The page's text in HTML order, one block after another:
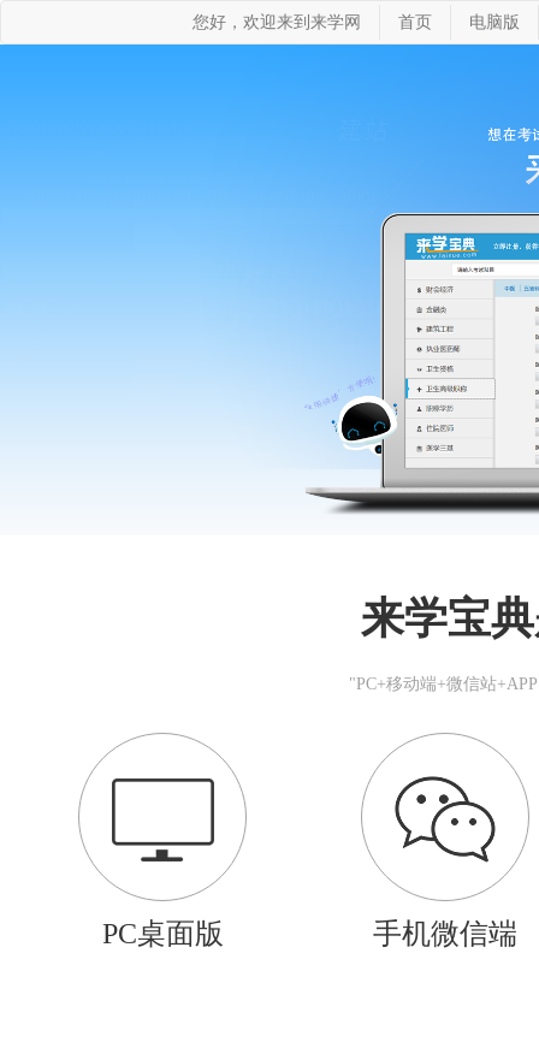
您好，欢迎来到来学网 首页 电脑版
来学宝
"PC+移动端+微信站
PC桌面版 手机微信端